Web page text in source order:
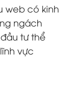
web có kinh
ngách
tư thể
vực